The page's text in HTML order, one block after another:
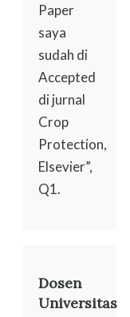
Paper
saya
sudah di
Accepted
di jurnal
Crop
Protection,
Elsevier”,
Q1.
Dosen
Universitas